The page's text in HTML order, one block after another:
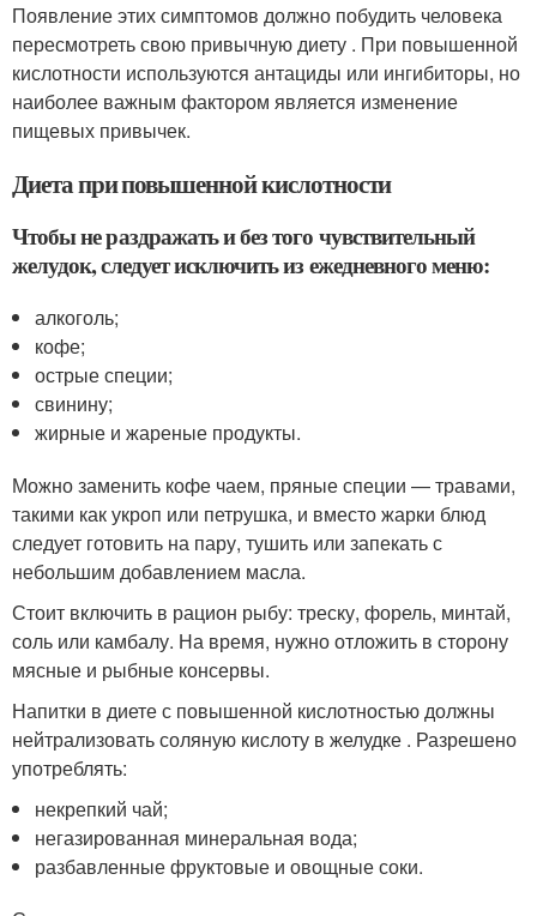
Появление этих симптомов должно побудить человека
пересмотреть свою привычную диету . При повышенной
кислотности используются антациды или ингибиторы, но
наиболее важным фактором является изменение
пищевых привычек.
Диета при повышенной кислотности
Чтобы не раздражать и без того чувствительный
желудок, следует исключить из ежедневного меню:
алкоголь;
кофе;
острые специи;
свинину;
жирные и жареные продукты.
Можно заменить кофе чаем, пряные специи — травами,
такими как укроп или петрушка, и вместо жарки блюд
следует готовить на пару, тушить или запекать с
небольшим добавлением масла.
Стоит включить в рацион рыбу: треску, форель, минтай,
соль или камбалу. На время, нужно отложить в сторону
мясные и рыбные консервы.
Напитки в диете с повышенной кислотностью должны
нейтрализовать соляную кислоту в желудке . Разрешено
употреблять:
некрепкий чай;
негазированная минеральная вода;
разбавленные фруктовые и овощные соки.